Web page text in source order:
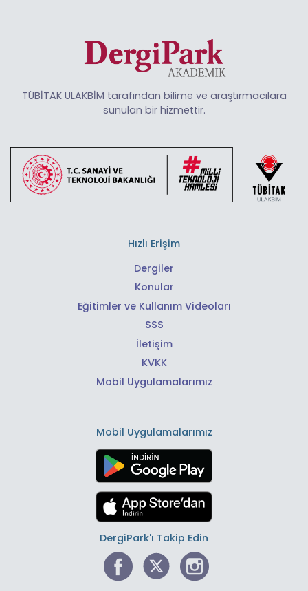
TÜBİTAK ULAKBİM tarafından bilime ve araştırmacılara
sunulan bir hizmettir.
Hızlı Erişim
Dergiler
Konular
Eğitimler ve Kullanım Videoları
SSS
İletişim
KVKK
Mobil Uygulamalarımız
Mobil Uygulamalarımız
DergiPark'ı Takip Edin